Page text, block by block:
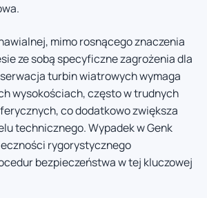
mimo rosnącego znaczenia
ze sobą specyficzne zagrożenia dla
turbin wiatrowych wymaga
wysokościach, często w trudnych
co dodatkowo zwiększa
technicznego. Wypadek w Genk
rygorystycznego
bezpieczeństwa w tej kluczowej